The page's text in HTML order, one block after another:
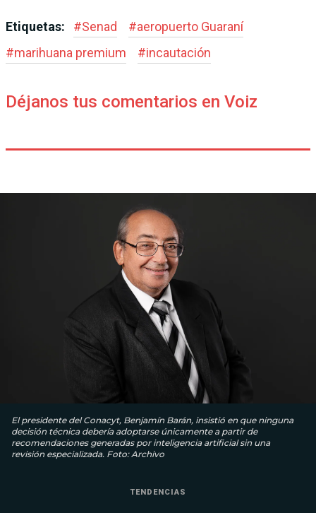
Etiquetas: #Senad #aeropuerto Guaraní
#marihuana premium #incautación
Déjanos tus comentarios en Voiz
El presidente del Conacyt, Benjamín Barán, insistió en que ninguna
decisión técnica debería adoptarse únicamente a partir de
recomendaciones generadas por inteligencia artificial sin una
revisión especializada. Foto: Archivo
TENDENCIAS